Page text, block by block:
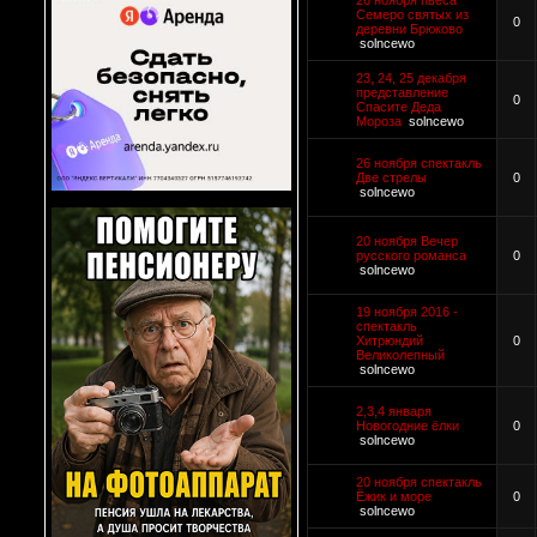
Семеро святых из
деревни Брюково
solncewo
0
23, 24, 25 декабря
представление
Спасите Деда
Мороза solncewo
0
26 ноября спектакль
Две стрелы
solncewo
0
20 ноября Вечер
русского романса
solncewo
0
19 ноября 2016 -
спектакль
Хитрюндий
Великолепный
solncewo
0
2,3,4 января
Новогодние ёлки
solncewo
0
20 ноября спектакль
Ёжик и море
solncewo
0